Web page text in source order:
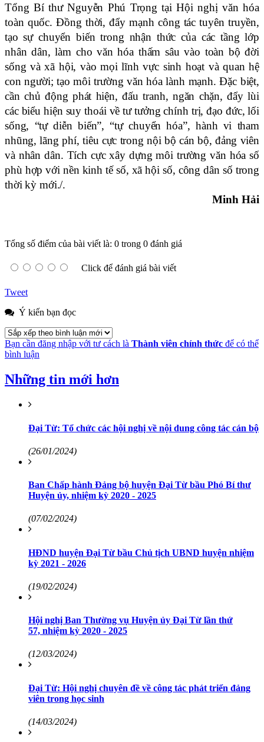
Tổng Bí thư Nguyễn Phú Trọng tại Hội nghị văn hóa
toàn quốc. Đồng thời, đẩy mạnh công tác tuyên truyền,
tạo sự chuyển biến trong nhận thức của các tầng lớp
nhân dân, làm cho văn hóa thấm sâu vào toàn bộ đời
sống và xã hội, vào mọi lĩnh vực sinh hoạt và quan hệ
con người; tạo môi trường văn hóa lành mạnh. Đặc biệt,
cần chủ động phát hiện, đấu tranh, ngăn chặn, đẩy lùi
các biểu hiện suy thoái về tư tưởng chính trị, đạo đức, lối
sống, “tự diễn biến”, “tự chuyển hóa”, hành vi tham
nhũng, lãng phí, tiêu cực trong nội bộ cán bộ, đảng viên
và nhân dân. Tích cực xây dựng môi trường văn hóa số
phù hợp với nền kinh tế số, xã hội số, công dân số trong
thời kỳ mới./.
Minh Hải
Tổng số điểm của bài viết là: 0 trong 0 đánh giá
Click để đánh giá bài viết
Tweet
Ý kiến bạn đọc
Bạn cần đăng nhập với tư cách là Thành viên chính thức để có thể
bình luận
Những tin mới hơn
Đại Từ: Tổ chức các hội nghị về nội dung công tác cán bộ
(26/01/2024)
Ban Chấp hành Đảng bộ huyện Đại Từ bầu Phó Bí thư
Huyện ủy, nhiệm kỳ 2020 - 2025
(07/02/2024)
HĐND huyện Đại Từ bầu Chủ tịch UBND huyện nhiệm
kỳ 2021 - 2026
(19/02/2024)
Hội nghị Ban Thường vụ Huyện ủy Đại Từ lần thứ
57, nhiệm kỳ 2020 - 2025
(12/03/2024)
Đại Từ: Hội nghị chuyên đề về công tác phát triển đảng
viên trong học sinh
(14/03/2024)